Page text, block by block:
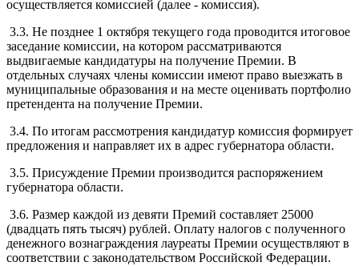
осуществляется комиссией (далее - комиссия).
3.3. Не позднее 1 октября текущего года проводится итоговое
заседание комиссии, на котором рассматриваются
выдвигаемые кандидатуры на получение Премии. В
отдельных случаях члены комиссии имеют право выезжать в
муниципальные образования и на месте оценивать портфолио
претендента на получение Премии.
3.4. По итогам рассмотрения кандидатур комиссия формирует
предложения и направляет их в адрес губернатора области.
3.5. Присуждение Премии производится распоряжением
губернатора области.
3.6. Размер каждой из девяти Премий составляет 25000
(двадцать пять тысяч) рублей. Оплату налогов с полученного
денежного вознаграждения лауреаты Премии осуществляют в
соответствии с законодательством Российской Федерации.